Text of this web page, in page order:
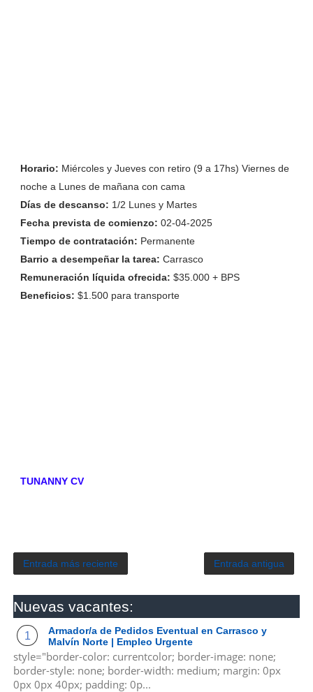
Horario: Miércoles y Jueves con retiro (9 a 17hs) Viernes de
noche a Lunes de mañana con cama
Días de descanso: 1/2 Lunes y Martes
Fecha prevista de comienzo: 02-04-2025
Tiempo de contratación: Permanente
Barrio a desempeñar la tarea: Carrasco
Remuneración líquida ofrecida: $35.000 + BPS
Beneficios: $1.500 para transporte
TUNANNY CV
Entrada más reciente Entrada antigua
Nuevas vacantes:
Armador/a de Pedidos Eventual en Carrasco y
Malvín Norte | Empleo Urgente
style="border-color: currentcolor; border-image: none;
border-style: none; border-width: medium; margin: 0px
0px 0px 40px; padding: 0p...